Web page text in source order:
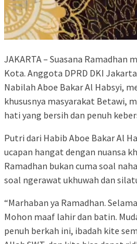
JAKARTA – Suasana Ramadhan
Kota. Anggota DPRD DKI
Nabilah Aboe Bakar Al Habsyi,
khususnya masyarakat Betawi,
hati yang bersih dan penuh
Putri dari Habib Aboe Bakar Al
ucapan hangat dengan nuansa
Ramadhan bukan cuma soal
soal ngerawat ukhuwah dan
“Marhaban ya Ramadhan.
Mohon maaf lahir dan batin.
penuh berkah ini, ibadah kite